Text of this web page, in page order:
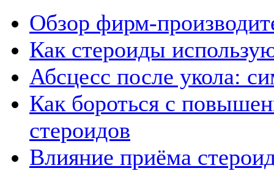
Обзор фирм-
Как стероиды
Абсцесс после укола:
Как бороться с
стероидов
Влияние приёма